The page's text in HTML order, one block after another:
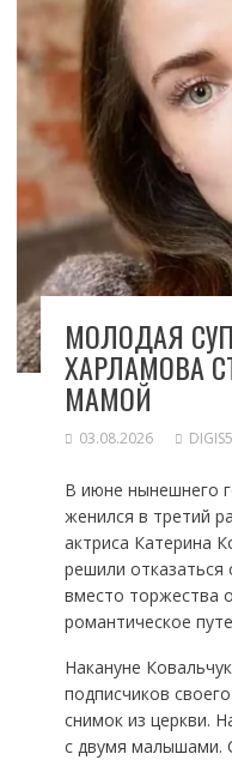
МОЛОДАЯ
ХАРЛАМОВА
МАМОЙ
03.08.2026
В июне нынешнего
женился в третий
актриса Катерина
решили
вместо торжества
романтическое
Накануне
подписчиков
снимок из церкви.
с двумя малышами.